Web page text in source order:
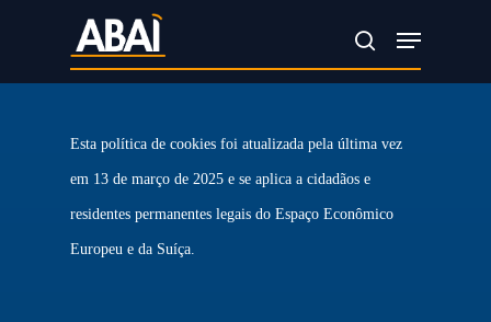
main
search
Menu
Esta política de cookies foi atualizada pela última vez
em 13 de março de 2025 e se aplica a cidadãos e
residentes permanentes legais do Espaço Econômico
Europeu e da Suíça.